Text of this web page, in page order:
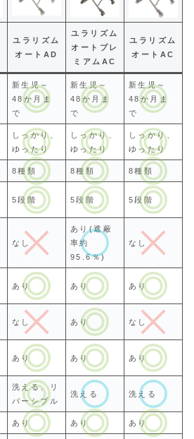
ユラリズム
オートAD
ユラリズム
オートプレ
ミアムAC
ユラリズム
オートAC
新生児～
48か月ま
で
新生児～
48か月ま
で
新生児～
48か月ま
で
しっかり、
ゆったり
しっかり、
ゆったり
しっかり、
ゆったり
8種類 8種類 8種類
5段階 5段階 5段階
なし
あり(遮蔽
率約
95.6％)
なし
あり あり あり
なし あり なし
あり あり あり
洗える、リ
バーシブル
洗える 洗える
あり あり あり